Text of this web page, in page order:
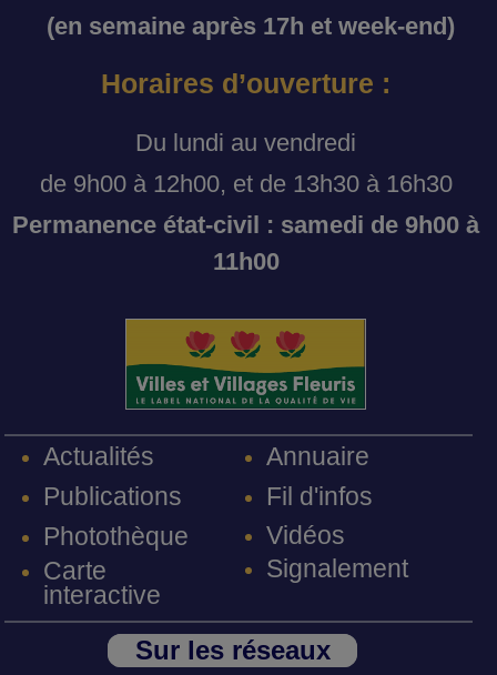
(en semaine après 17h et week-end)
Horaires d’ouverture :
Du lundi au vendredi
de 9h00 à 12h00, et de 13h30 à 16h30
Permanence état-civil : samedi de 9h00 à
11h00
Actualités
Publications
Photothèque
Carte
interactive
Annuaire
Fil d'infos
Vidéos
Signalement
Sur les réseaux